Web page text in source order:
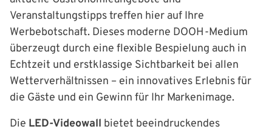
Veranstaltungstipps treffen hier auf Ihre
Werbebotschaft. Dieses moderne DOOH-Medium
überzeugt durch eine flexible Bespielung auch in
Echtzeit und erstklassige Sichtbarkeit bei allen
Wetterverhältnissen – ein innovatives Erlebnis für
die Gäste und ein Gewinn für Ihr Markenimage.
Die LED-Videowall bietet beeindruckendes